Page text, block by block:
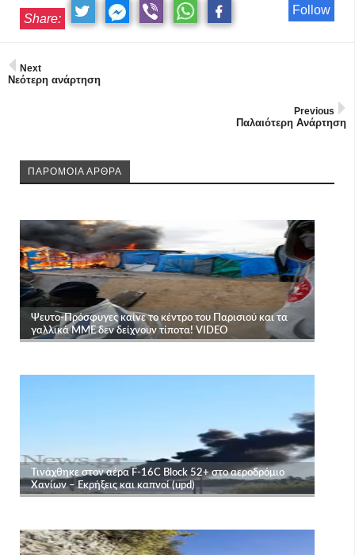
Follow
Share:
Next
Νεότερη ανάρτηση
Previous
Παλαιότερη Ανάρτηση
ΠΑΡΟΜΟΙΑ ΑΡΘΡΑ